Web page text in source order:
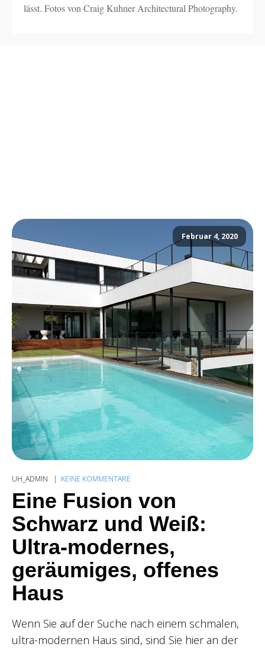
lässt. Fotos von Craig Kuhner Architectural Photography.
Februar 4, 2020
UH_ADMIN KEINE KOMMENTARE
Eine Fusion von
Schwarz und Weiß:
Ultra-modernes,
geräumiges, offenes
Haus
Wenn Sie auf der Suche nach einem schmalen,
ultra-modernen Haus sind, sind Sie hier an der